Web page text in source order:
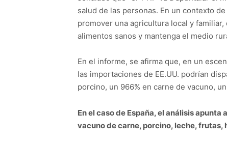
salud de las personas. En un contexto
promover una agricultura local y
alimentos sanos y mantenga el medio
En el informe, se afirma que, en un
las importaciones de EE.UU. podrían
porcino, un 966% en carne de vacuno,
En el caso de España, el análisis apunta
vacuno de carne, porcino, leche, frutas,